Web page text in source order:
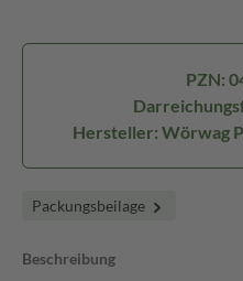
PZN:
Hersteller: Wörwag
Packungsbeilage
Beschreibung